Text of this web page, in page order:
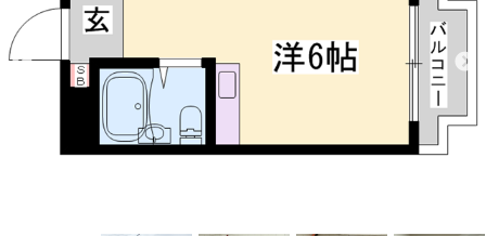
初期費用リーズナブル物件
都市ガス物件
路線·駅から探す